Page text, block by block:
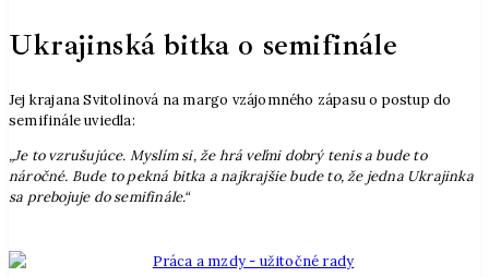
Ukrajinská bitka o semifinále
Jej krajana Svitolinová na margo vzájomného zápasu o postup do
semifinále uviedla:
„Je to vzrušujúce. Myslím si, že hrá veľmi dobrý tenis a bude to
náročné. Bude to pekná bitka a najkrajšie bude to, že jedna Ukrajinka
sa prebojuje do semifinále.“